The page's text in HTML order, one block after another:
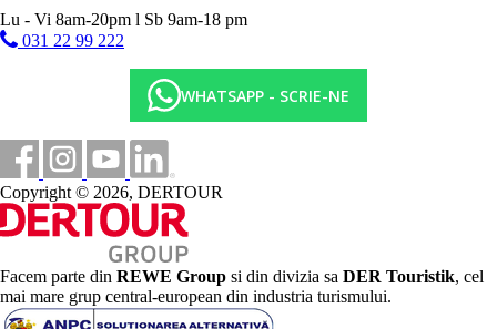
Wellness
You & Me Spa ofera o gama larga de proceduri, masaje si
diverse terapii.
Gratuit: in toata zona
Categorie oficiala
5 stele
Distanţe
160 km
Distanta de cel mai apropiat aeroport
Lu - Vi 8am-20pm l Sb 9am-18 pm
031 22 99 222
WHATSAPP - SCRIE-NE
Copyright © 2026, DERTOUR
Facem parte din REWE Group si din divizia sa DER Touristik, cel
mai mare grup central-european din industria turismului.